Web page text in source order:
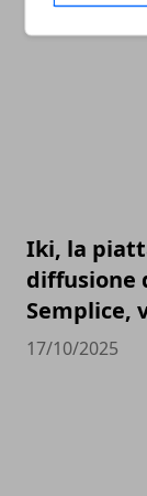
ARTICOLI
Iki, la
diffusione
Semplice,
17/10/2025